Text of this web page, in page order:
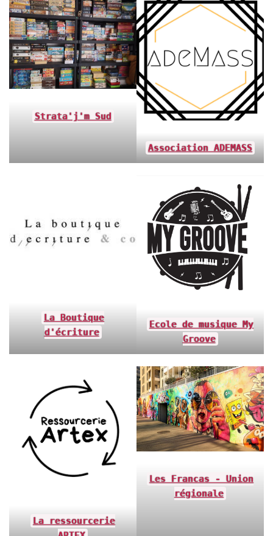
Strata'j'm Sud
Association ADEMASS
La Boutique
d'écriture
Ecole de musique My
Groove
La ressourcerie
Les Francas - Union
régionale